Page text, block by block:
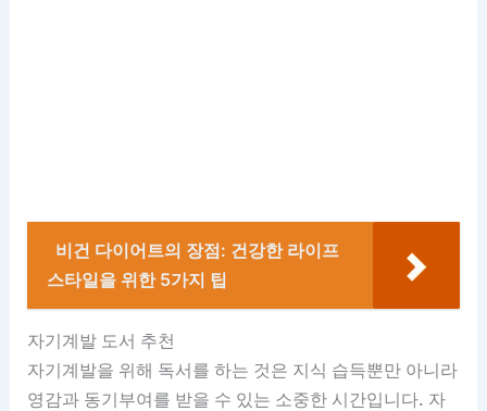
비건 다이어트의 장점: 건강한 라이프
스타일을 위한 5가지 팁
자기계발 도서 추천
자기계발을 위해 독서를 하는 것은 지식 습득뿐만 아니라
영감과 동기부여를 받을 수 있는 소중한 시간입니다. 자